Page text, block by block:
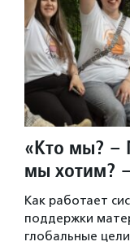
«Кто мы?
мы хотим?
Как работает
поддержки
глобальные